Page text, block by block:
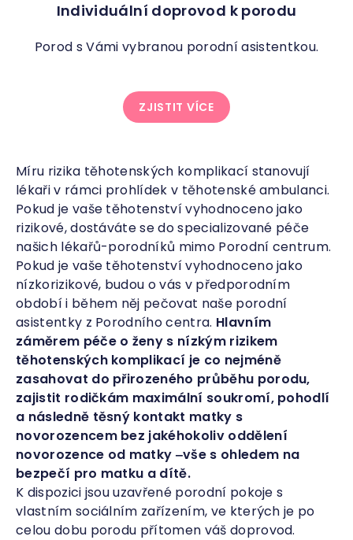
Individuální doprovod k porodu
Porod s Vámi vybranou porodní asistentkou.
ZJISTIT VÍCE
Míru rizika těhotenských komplikací stanovují
lékaři v rámci prohlídek v těhotenské ambulanci.
Pokud je vaše těhotenství vyhodnoceno jako
rizikové, dostáváte se do specializované péče
našich lékařů-porodníků mimo Porodní centrum.
Pokud je vaše těhotenství vyhodnoceno jako
nízkorizikové, budou o vás v předporodním
období i během něj pečovat naše porodní
asistentky z Porodního centra. Hlavním
záměrem péče o ženy s nízkým rizikem
těhotenských komplikací je co nejméně
zasahovat do přirozeného průběhu porodu,
zajistit rodičkám maximální soukromí, pohodlí
a následně těsný kontakt matky s
novorozencem bez jakéhokoliv oddělení
novorozence od matky ‒vše s ohledem na
bezpečí pro matku a dítě.
K dispozici jsou uzavřené porodní pokoje s
vlastním sociálním zařízením, ve kterých je po
celou dobu porodu přítomen váš doprovod.